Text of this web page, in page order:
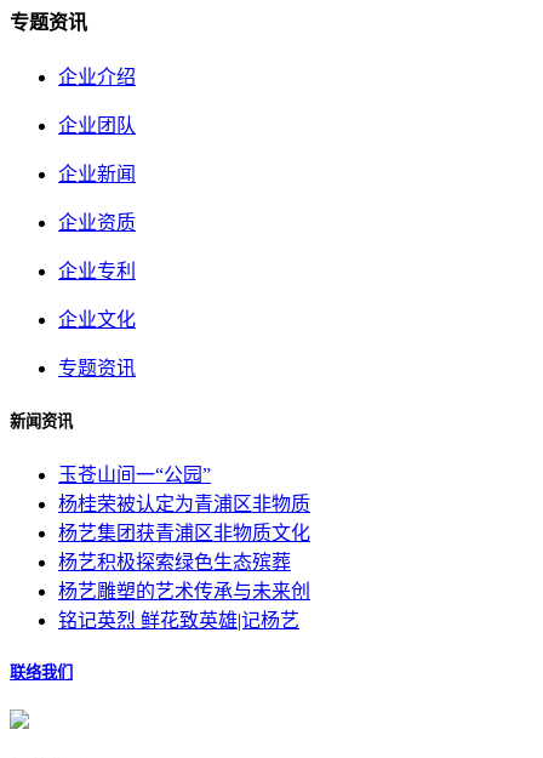
专题资讯
企业介绍
企业团队
企业新闻
企业资质
企业专利
企业文化
专题资讯
新闻资讯
玉苍山间一“公园”
杨桂荣被认定为青浦区非物质
杨艺集团获青浦区非物质文化
杨艺积极探索绿色生态殡葬
杨艺雕塑的艺术传承与未来创
铭记英烈 鲜花致英雄|记杨艺
联络我们